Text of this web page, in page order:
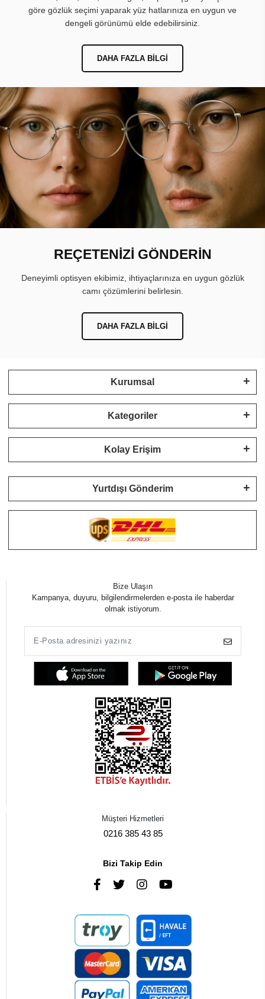
göre gözlük seçimi yaparak yüz hatlarınıza en uygun ve
dengeli görünümü elde edebilirsiniz.
DAHA FAZLA BILGI
REÇETENİZİ GÖNDERİN
Deneyimli optisyen ekibimiz, ihtiyaçlarınıza en uygun gözlük
camı çözümlerini belirlesin.
DAHA FAZLA BILGI
Kurumsal
Kategoriler
Kolay Erişim
Yurtdışı Gönderim
Bize Ulaşın
Kampanya, duyuru, bilgilendirmelerden e-posta ile haberdar
olmak istiyorum.
Müşteri Hizmetleri
0216 385 43 85
Bizi Takip Edin